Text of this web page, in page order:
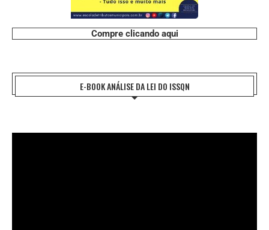
Compre clicando aqui
E-BOOK ANÁLISE DA LEI DO ISSQN